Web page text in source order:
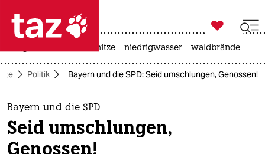
 taz zahl ich
taz zahl ich
themen
politik

taz zahl ich
hitze niedrigwasser waldbrände
Politik Bayern und die SPD: Seid umschlungen, Genossen!
Bayern und die SPD
Seid umschlungen,
Genossen!